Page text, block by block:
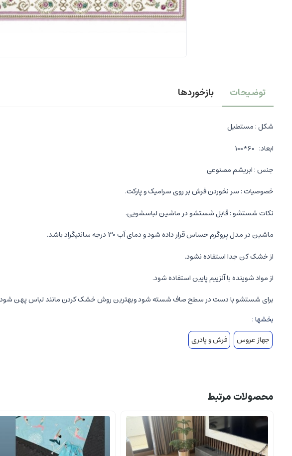
توضیحات بازخوردها
شکل : مستطیل
ابعاد: 60*100
جنس : ابریشم مصنوعی
خصوصیات : سر نخوردن فرش بر روی سرامیک و پارکت.
نکات شستشو : قابل شستشو در ماشین لباسشویی.
ماشین در مدل پروگرم حساس قرار داده شود و دمای آب 30 درجه سانتیگراد باشد.
از خشک کن جدا استفاده نشود.
از مواد شوینده با آنزییم پایین استفاده شود.
برای شستشو با دست در سطح صاف شسته شود وبهترین روش خشک کردن مانند لباس پهن
بخشها :
جهاز عروس
فرش و پادری
محصولات مرتبط